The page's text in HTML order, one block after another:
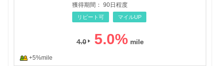
獲得期間： 90日程度
リピート可 マイルUP
4.0 5.0%
+5%mile